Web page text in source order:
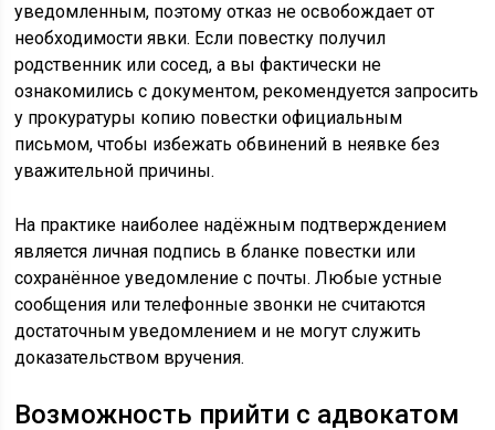
уведомленным, поэтому отказ не освобождает от
необходимости явки. Если повестку получил
родственник или сосед, а вы фактически не
ознакомились с документом, рекомендуется запросить
у прокуратуры копию повестки официальным
письмом, чтобы избежать обвинений в неявке без
уважительной причины.
На практике наиболее надёжным подтверждением
является личная подпись в бланке повестки или
сохранённое уведомление с почты. Любые устные
сообщения или телефонные звонки не считаются
достаточным уведомлением и не могут служить
доказательством вручения.
Возможность прийти с адвокатом